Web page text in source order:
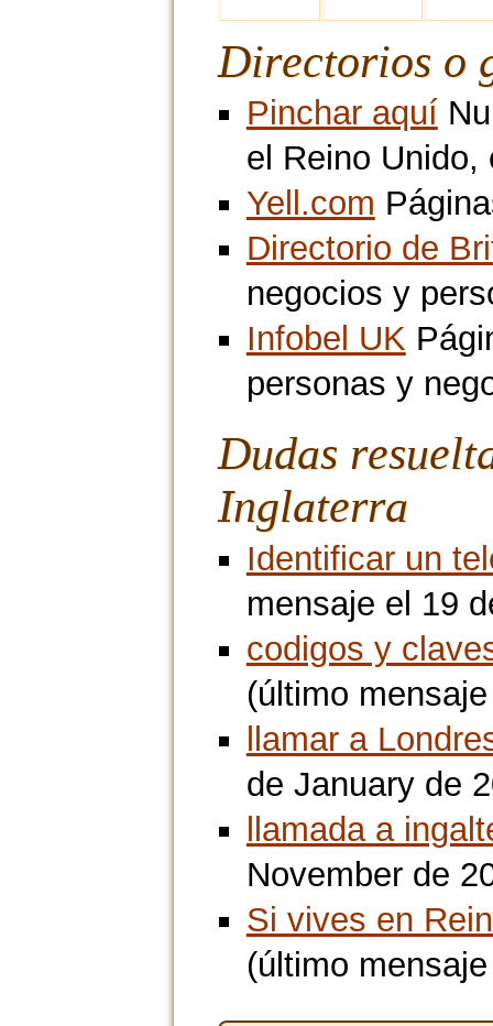
Directorios o
Pinchar aquí
el Reino Unido,
Yell.com
Directorio de
negocios y
Infobel UK
personas y
Dudas
Inglaterra
Identificar un
mensaje el 19
codigos y
(último
llamar a
de January de
llamada a
November de
Si vives en
(último